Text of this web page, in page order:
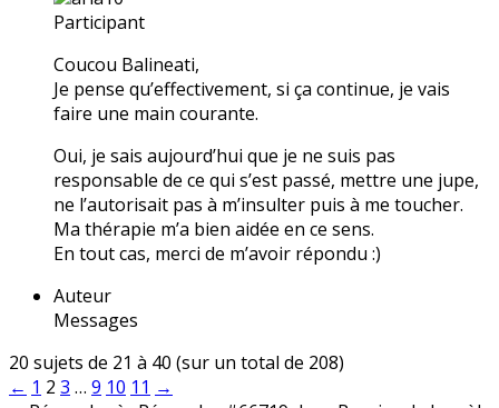
Participant
Coucou Balineati,
Je pense qu’effectivement, si ça continue, je vais
faire une main courante.
Oui, je sais aujourd’hui que je ne suis pas
responsable de ce qui s’est passé, mettre une jupe,
ne l’autorisait pas à m’insulter puis à me toucher.
Ma thérapie m’a bien aidée en ce sens.
En tout cas, merci de m’avoir répondu :)
Auteur
Messages
20 sujets de 21 à 40 (sur un total de 208)
← 1 2 3 … 9 10 11 →